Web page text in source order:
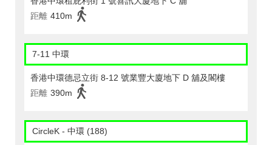
距離 410m
7-11 中環
香港中環德忌立街 8-12 號業豐大廈地下 D 舖及閣樓
距離 390m
CircleK - 中環 (188)